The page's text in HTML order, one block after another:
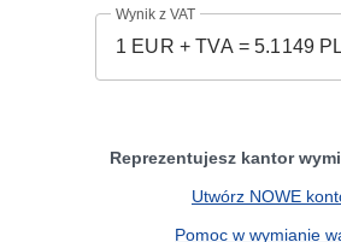
Wynik z VAT
Reprezentujesz kantor
Utwórz NOWE
Pomoc w wymianie